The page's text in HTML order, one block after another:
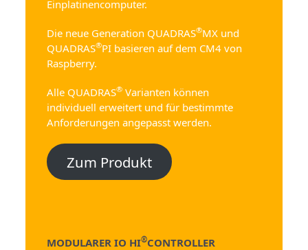
Einplatinencomputer.
Die neue Generation QUADRAS®MX und
QUADRAS®PI basieren auf dem CM4 von
Raspberry.
Alle QUADRAS® Varianten können
individuell erweitert und für bestimmte
Anforderungen angepasst werden.
Zum Produkt
MODULARER IO HI®CONTROLLER